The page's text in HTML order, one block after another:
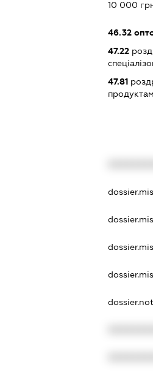
10 000
46.32
47.22
47.81